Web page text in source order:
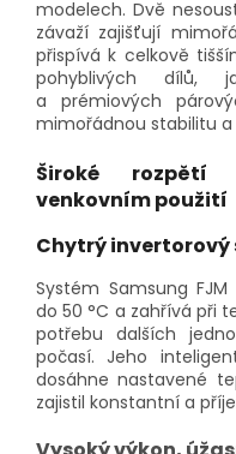
modelech. Dvě
závaží zajišťují
přispívá k celkově
pohyblivých dílů,
a prémiových
mimořádnou stabilitu a
Široké
venkovním použití
Chytrý invertorový
Systém Samsung
do 50 °C a zahřívá při
potřebu dalších
počasí. Jeho
dosáhne nastavené
zajistil konstantní a